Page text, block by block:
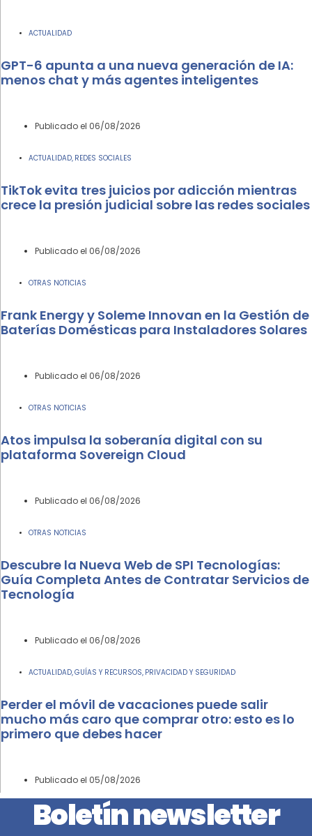
ACTUALIDAD
GPT-6 apunta a una nueva generación de IA:
menos chat y más agentes inteligentes
Publicado el 06/08/2026
ACTUALIDAD REDES SOCIALES
TikTok evita tres juicios por adicción mientras
crece la presión judicial sobre las redes sociales
Publicado el 06/08/2026
OTRAS NOTICIAS
Frank Energy y Soleme Innovan en la Gestión de
Baterías Domésticas para Instaladores Solares
Publicado el 06/08/2026
OTRAS NOTICIAS
Atos impulsa la soberanía digital con su
plataforma Sovereign Cloud
Publicado el 06/08/2026
OTRAS NOTICIAS
Descubre la Nueva Web de SPI Tecnologías:
Guía Completa Antes de Contratar Servicios de
Tecnología
Publicado el 06/08/2026
ACTUALIDAD GUÍAS Y RECURSOS PRIVACIDAD Y SEGURIDAD
Perder el móvil de vacaciones puede salir
mucho más caro que comprar otro: esto es lo
primero que debes hacer
Publicado el 05/08/2026
Boletín newsletter